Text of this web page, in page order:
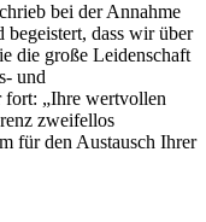
bei der Annahme
dass wir über
die große Leidenschaft
und
fort: „Ihre wertvollen
zweifellos
für den Austausch Ihrer